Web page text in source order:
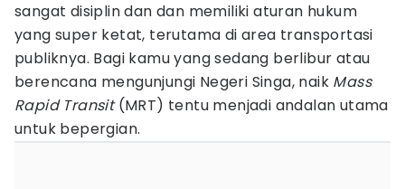
sangat disiplin dan dan memiliki aturan hukum
yang super ketat, terutama di area transportasi
publiknya. Bagi kamu yang sedang berlibur atau
berencana mengunjungi Negeri Singa, naik Mass
Rapid Transit(MRT) tentu menjadi andalan utama
untuk bepergian.